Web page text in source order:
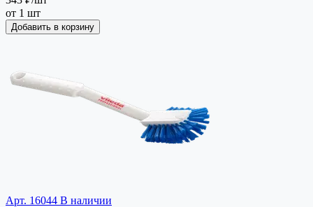
от 1 шт
Добавить в корзину
Арт. 16044 В наличии